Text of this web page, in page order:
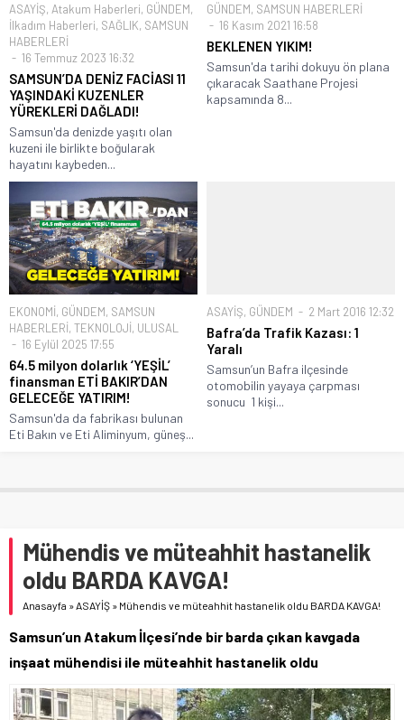
ASAYİŞ, Atakum Haberleri, GÜNDEM,
İlkadım Haberleri, SAĞLIK, SAMSUN
HABERLERİ
16 Temmuz 2023 16:32
SAMSUN’DA DENİZ FACİASI 11
YAŞINDAKİ KUZENLER
YÜREKLERİ DAĞLADI!
Samsun'da denizde yaşıtı olan
kuzeni ile birlikte boğularak
hayatını kaybeden...
GÜNDEM, SAMSUN HABERLERİ
16 Kasım 2021 16:58
BEKLENEN YIKIM!
Samsun'da tarihi dokuyu ön plana
çıkaracak Saathane Projesi
kapsamında 8...
EKONOMİ, GÜNDEM, SAMSUN
HABERLERİ, TEKNOLOJİ, ULUSAL
16 Eylül 2025 17:55
64.5 milyon dolarlık ‘YEŞİL’
finansman ETİ BAKIR’DAN
GELECEĞE YATIRIM!
Samsun'da da fabrikası bulunan
Eti Bakın ve Eti Aliminyum, güneş...
ASAYİŞ, GÜNDEM 2 Mart 2016 12:32
Bafra’da Trafik Kazası: 1
Yaralı
Samsun’un Bafra ilçesinde
otomobilin yayaya çarpması
sonucu 1 kişi...
Mühendis ve müteahhit hastanelik
oldu BARDA KAVGA!
Anasayfa »ASAYİŞ » Mühendis ve müteahhit hastanelik oldu BARDA KAVGA!
Samsun’un Atakum İlçesi’nde bir barda çıkan kavgada
inşaat mühendisi ile müteahhit hastanelik oldu